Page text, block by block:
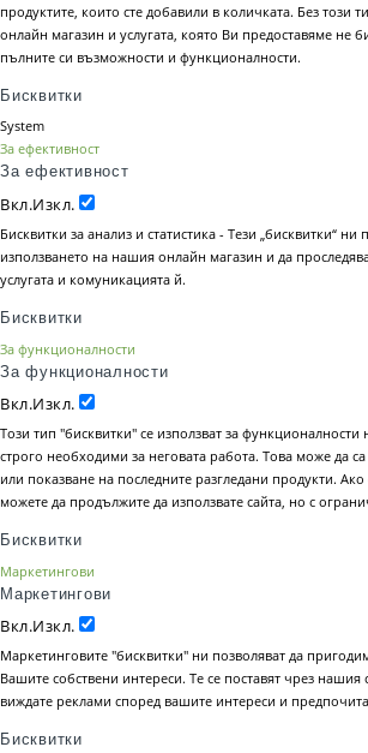
продуктите, които сте добавили в количката. Без този
онлайн магазин и услугата, която Ви предоставяме не
пълните си възможности и функционалности.
Бисквитки
System
За ефективност
За ефективност
Вкл.Изкл.
Бисквитки за анализ и статистика - Тези „бисквитки“
използването на нашия онлайн магазин и да
услугата и комуникацията й.
Бисквитки
За функционалности
За функционалности
Вкл.Изкл.
Този тип "бисквитки" се използват за функционалности
строго необходими за неговата работа. Това може да
или показване на последните разгледани продукти.
можете да продължите да използвате сайта, но с
Бисквитки
Маркетингови
Маркетингови
Вкл.Изкл.
Маркетинговите "бисквитки" ни позволяват да
Вашите собствени интереси. Те се поставят чрез нашия
виждате реклами според вашите интереси и
Бисквитки